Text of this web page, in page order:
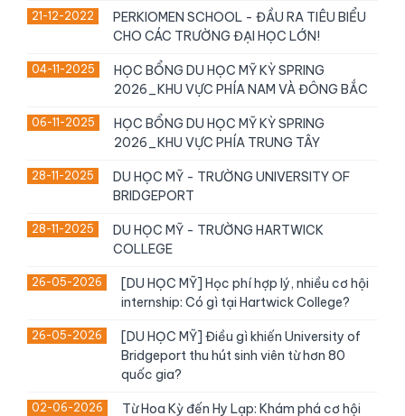
21-12-2022
PERKIOMEN SCHOOL - ĐẦU RA TIÊU BIỂU
CHO CÁC TRƯỜNG ĐẠI HỌC LỚN!
04-11-2025
HỌC BỔNG DU HỌC MỸ KỲ SPRING
2026_KHU VỰC PHÍA NAM VÀ ĐÔNG BẮC
06-11-2025
HỌC BỔNG DU HỌC MỸ KỲ SPRING
2026_KHU VỰC PHÍA TRUNG TÂY
28-11-2025
DU HỌC MỸ - TRƯỜNG UNIVERSITY OF
BRIDGEPORT
28-11-2025
DU HỌC MỸ - TRƯỜNG HARTWICK
COLLEGE
26-05-2026
[DU HỌC MỸ] Học phí hợp lý, nhiều cơ hội
internship: Có gì tại Hartwick College?
26-05-2026
[DU HỌC MỸ] Điều gì khiến University of
Bridgeport thu hút sinh viên từ hơn 80
quốc gia?
02-06-2026
Từ Hoa Kỳ đến Hy Lạp: Khám phá cơ hội